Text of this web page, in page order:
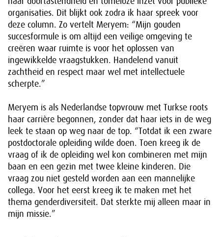
organisaties. Dit blijkt ook zodra ik haar spreek voor
deze column. Zo vertelt Meryem: “Mijn gouden
succesformule is om altijd een veilige omgeving te
creëren waar ruimte is voor het oplossen van
ingewikkelde vraagstukken. Handelend vanuit
zachtheid en respect maar wel met intellectuele
scherpte.”
Meryem is als Nederlandse topvrouw met Turkse roots
haar carrière begonnen, zonder dat haar iets in de weg
leek te staan op weg naar de top. “Totdat ik een zware
postdoctorale opleiding wilde doen. Toen kreeg ik de
vraag of ik de opleiding wel kon combineren met mijn
baan en een gezin met twee kleine kinderen. Die
vraag zou niet gesteld worden aan een mannelijke
collega. Voor het eerst kreeg ik te maken met het
thema genderdiversiteit. Dat sterkte mij alleen maar in
mijn missie.”